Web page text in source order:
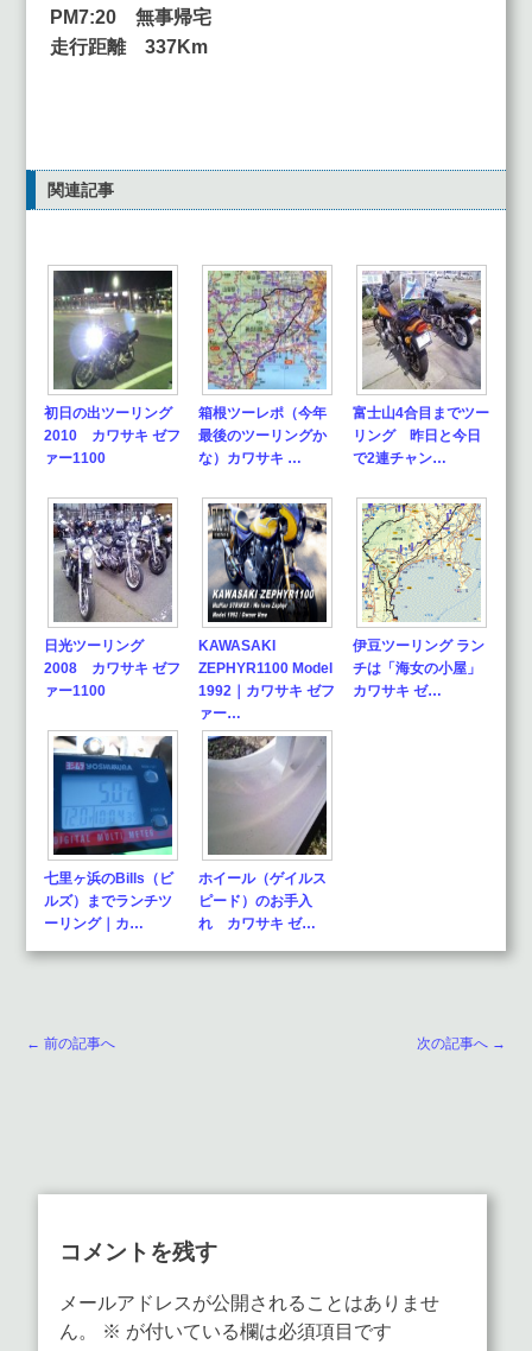
PM7:20 無事帰宅
走行距離 337Km
関連記事
初日の出ツーリング
2010 カワサキ ゼフ
ァー1100
箱根ツーレポ（今年
最後のツーリングか
な）カワサキ …
富士山4合目までツー
リング 昨日と今日
で2連チャン…
日光ツーリング
2008 カワサキ ゼフ
ァー1100
KAWASAKI
ZEPHYR1100 Model
1992｜カワサキ ゼフ
ァー…
伊豆ツーリング ラン
チは「海女の小屋」
カワサキ ゼ…
七里ヶ浜のBills（ビ
ルズ）までランチツ
ーリング｜カ…
ホイール（ゲイルス
ピード）のお手入
れ カワサキ ゼ…
← 前の記事へ 次の記事へ →
コメントを残す
メールアドレスが公開されることはありませ
ん。
※ が付いている欄は必須項目です